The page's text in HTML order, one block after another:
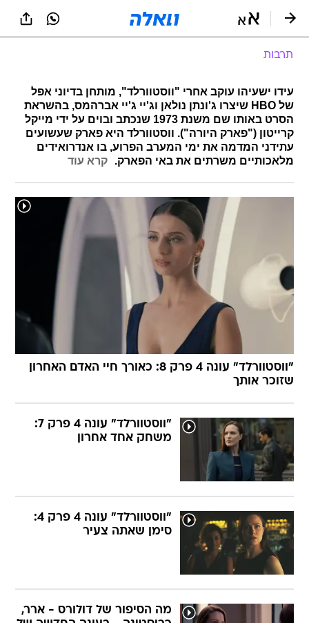
תרבות
עידו ישעיהו עוקב אחרי "ווסטוורלד", מותחן בדיוני אפל
של HBO שיצרו ג'ונתן נולאן וג'יי ג'יי אברהמס, בהשראת
הסרט באותו שם משנת 1973 שנכתב ובוים על ידי מייקל
קרייטון ("פארק היורה"). ווסטוורלד היא פארק שעשועים
עתידני המדמה את ימי המערב הפרוע, בו אנדרואידים
מלאכותיים משרתים את באי הפארק.
קרא עוד
"ווסטוורלד" עונה 4 פרק 8: כאורך חיי האדם האחרון
שזוכר אותך
"ווסטוורלד" עונה 4 פרק 7:
משחק אחד אחרון
"ווסטוורלד" עונה 4 פרק 4:
סימן שאתה צעיר
מה הסיפור של דולורס - ארר,